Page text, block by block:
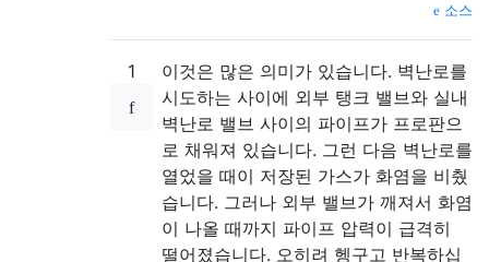
소스
1
이것은 많은 의미가 있습니다. 벽난로를
시도하는 사이에 외부 탱크 밸브와 실내
벽난로 밸브 사이의 파이프가 프로판으
로 채워져 있습니다. 그런 다음 벽난로를
열었을 때이 저장된 가스가 화염을 비췄
습니다. 그러나 외부 밸브가 깨져서 화염
이 나올 때까지 파이프 압력이 급격히
떨어졌습니다. 오히려 헹구고 반복하십